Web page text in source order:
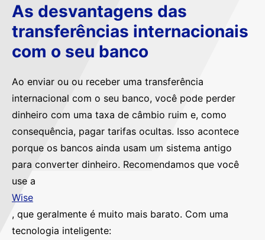
As desvantagens das
transferências internacionais
com o seu banco
Ao enviar ou ou receber uma transferência
internacional com o seu banco, você pode perder
dinheiro com uma taxa de câmbio ruim e, como
consequência, pagar tarifas ocultas. Isso acontece
porque os bancos ainda usam um sistema antigo
para converter dinheiro. Recomendamos que você
use a
Wise
, que geralmente é muito mais barato. Com uma
tecnologia inteligente: